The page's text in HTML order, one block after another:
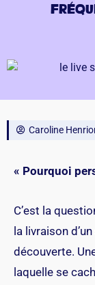
Caroline
« Pourquoi
C’est la
la livraison
découverte.
laquelle se